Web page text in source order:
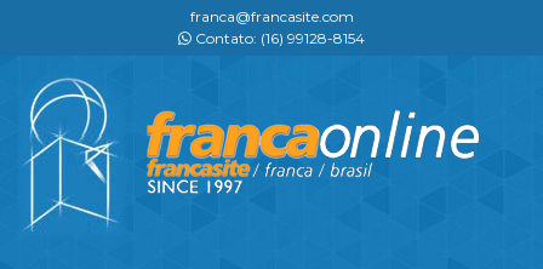
franca@francasite.com
Contato: (16) 99128-8154